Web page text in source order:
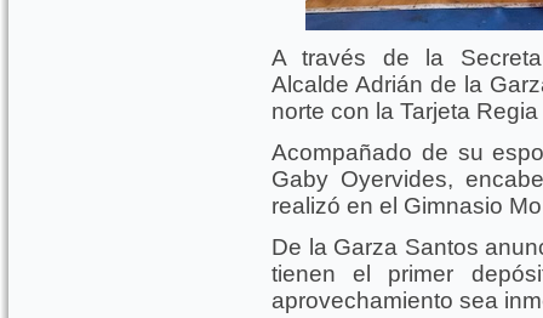
A través de la
Alcalde Adrián de la
norte con la Tarjeta
Acompañado de su
Gaby Oyervides,
realizó en el Gimnasio
De la Garza Santos
tienen el primer
aprovechamiento sea